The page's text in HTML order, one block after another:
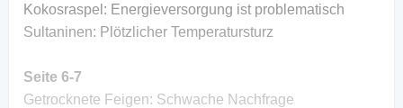
Kokosraspel: Energieversorgung ist problematisch
Sultaninen: Plötzlicher Temperatursturz
Seite 6-7
Getrocknete Feigen: Schwache Nachfrage